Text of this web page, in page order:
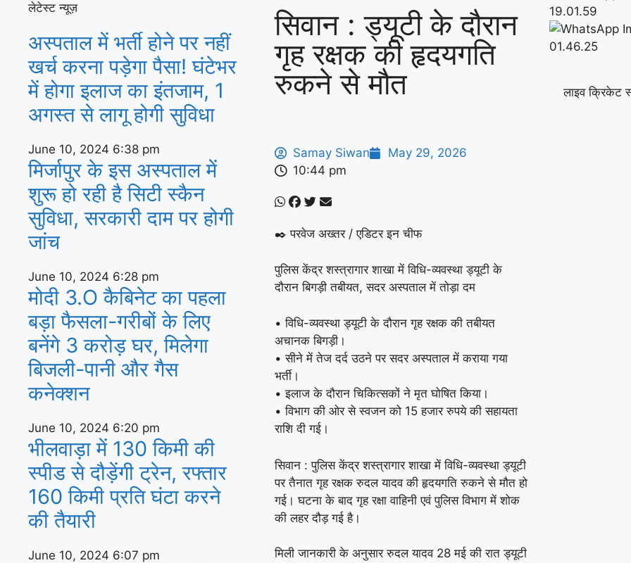
लेटेस्ट न्यूज़
अस्‍पताल में भर्ती होने पर नहीं
खर्च करना पड़ेगा पैसा! घंटेभर
में होगा इलाज का इंतजाम, 1
अगस्‍त से लागू होगी सुविधा
June 10, 2024 6:38 pm
मिर्जापुर के इस अस्पताल में
शुरू हो रही है सिटी स्कैन
सुविधा, सरकारी दाम पर होगी
जांच
June 10, 2024 6:28 pm
मोदी 3.O कैबिनेट का पहला
बड़ा फैसला-गरीबों के ल‍िए
बनेंगे 3 करोड़ घर, म‍िलेगा
बिजली-पानी और गैस
कनेक्‍शन
June 10, 2024 6:20 pm
भीलवाड़ा में 130 किमी की
स्पीड से दौड़ेंगी ट्रेन, रफ्तार
160 किमी प्रति घंटा करने
की तैयारी
June 10, 2024 6:07 pm
सिवान : ड्यूटी के दौरान
गृह रक्षक की हृदयगति
रुकने से मौत
Samay Siwan
May 29, 2026
10:44 pm
✒️ परवेज अख्तर / एडिटर इन चीफ
पुलिस केंद्र शस्त्रागार शाखा में विधि-व्यवस्था ड्यूटी के
दौरान बिगड़ी तबीयत, सदर अस्पताल में तोड़ा दम
• विधि-व्यवस्था ड्यूटी के दौरान गृह रक्षक की तबीयत
अचानक बिगड़ी।
• सीने में तेज दर्द उठने पर सदर अस्पताल में कराया गया
भर्ती।
• इलाज के दौरान चिकित्सकों ने मृत घोषित किया।
• विभाग की ओर से स्वजन को 15 हजार रुपये की सहायता
राशि दी गई।
सिवान : पुलिस केंद्र शस्त्रागार शाखा में विधि-व्यवस्था ड्यूटी
पर तैनात गृह रक्षक रुदल यादव की हृदयगति रुकने से मौत हो
गई। घटना के बाद गृह रक्षा वाहिनी एवं पुलिस विभाग में शोक
की लहर दौड़ गई है।
मिली जानकारी के अनुसार रुदल यादव 28 मई की रात ड्यूटी
लाइव क्रिकेट